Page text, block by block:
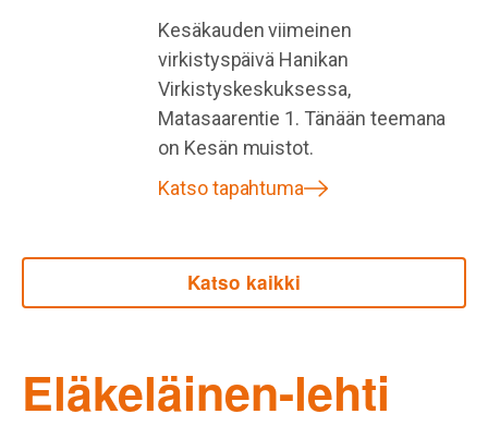
Kesäkauden viimeinen
virkistyspäivä Hanikan
Virkistyskeskuksessa,
Matasaarentie 1. Tänään teemana
on Kesän muistot.
Katso tapahtuma
Katso kaikki
Eläkeläinen-lehti